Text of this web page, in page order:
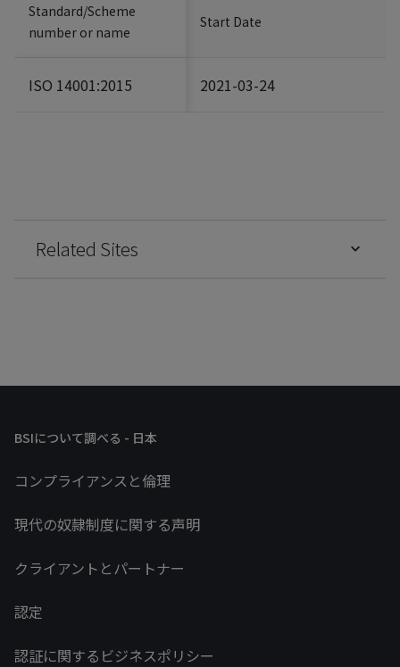
Standard/Scheme
number or name
Start Date
ISO 14001:2015 2021-03-24
Related Sites
BSIについて調べる - 日本
コンプライアンスと倫理
現代の奴隷制度に関する声明
クライアントとパートナー
認定
認証に関するビジネスポリシー